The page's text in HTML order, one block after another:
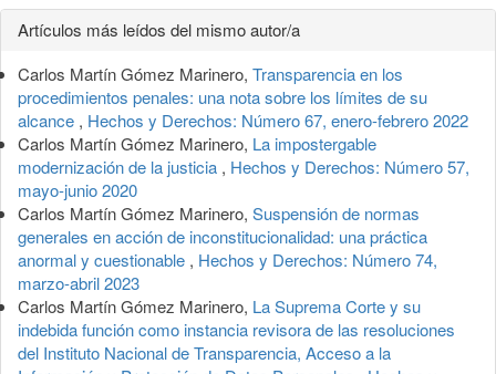
Detalles
del
artículo
Artículos más leídos del mismo autor/a
Carlos Martín Gómez Marinero, Transparencia en los
procedimientos penales: una nota sobre los límites de su
alcance , Hechos y Derechos: Número 67, enero-febrero 2022
Carlos Martín Gómez Marinero, La impostergable
modernización de la justicia , Hechos y Derechos: Número 57,
mayo-junio 2020
Carlos Martín Gómez Marinero, Suspensión de normas
generales en acción de inconstitucionalidad: una práctica
anormal y cuestionable , Hechos y Derechos: Número 74,
marzo-abril 2023
Carlos Martín Gómez Marinero, La Suprema Corte y su
indebida función como instancia revisora de las resoluciones
del Instituto Nacional de Transparencia, Acceso a la